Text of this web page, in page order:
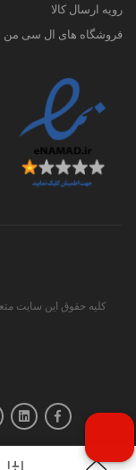
رویه ارسال کالا
فروشگاه های ال سی من
کلیه حقوق این سایت